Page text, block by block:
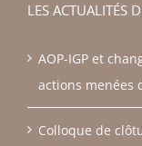
LES ACTUALITÉS
AOP-IGP et
actions menées
Colloque de